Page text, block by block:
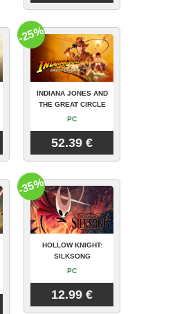
INDIANA JONES AND
THE GREAT CIRCLE
PC
52.39 €
-25%
HOLLOW KNIGHT:
SILKSONG
PC
12.99 €
-35%